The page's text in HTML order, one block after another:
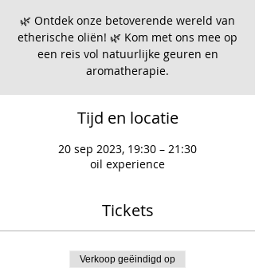
🌿 Ontdek onze betoverende wereld van
etherische oliën! 🌿 Kom met ons mee op
een reis vol natuurlijke geuren en
aromatherapie.
Tijd en locatie
20 sep 2023, 19:30 – 21:30
oil experience
Tickets
Verkoop geëindigd op